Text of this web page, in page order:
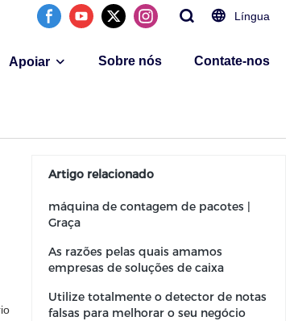
Língua
Apoiar Sobre nós Contate-nos
Artigo relacionado
máquina de contagem de pacotes |
Graça
As razões pelas quais amamos
empresas de soluções de caixa
Utilize totalmente o detector de notas
falsas para melhorar o seu negócio